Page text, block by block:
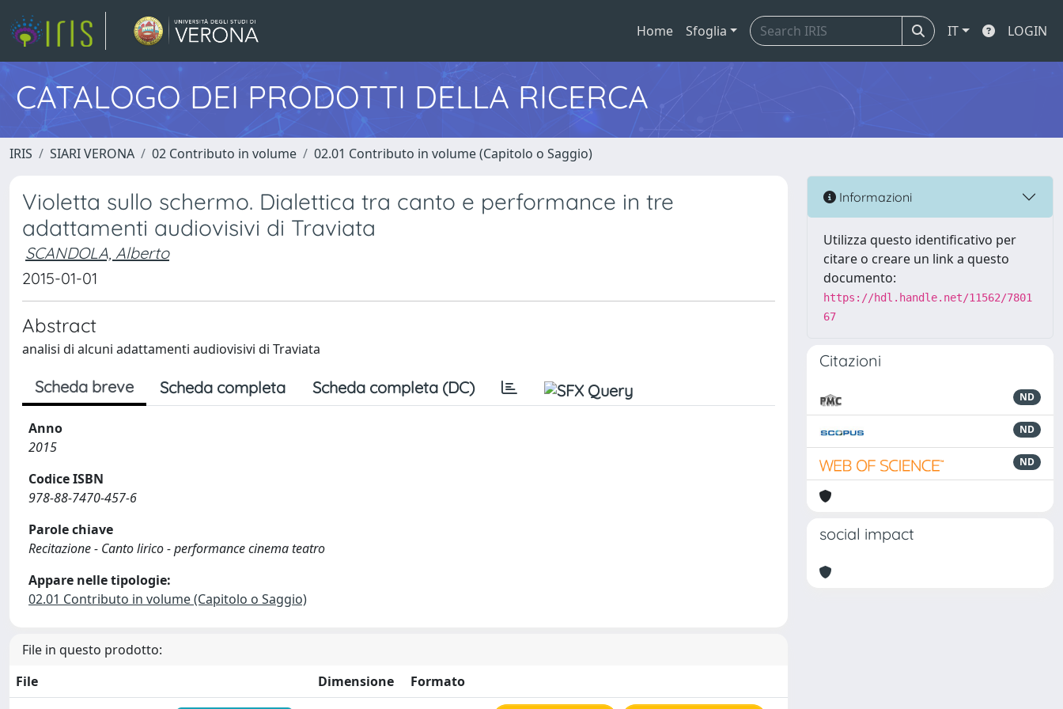
Home Sfoglia IT LOGIN
CATALOGO DEI PRODOTTI DELLA RICERCA
IRIS SIARI VERONA 02 Contributo in volume 02.01 Contributo in volume (Capitolo o Saggio)
Violetta sullo schermo. Dialettica tra canto e performance in tre
adattamenti audiovisivi di Traviata
SCANDOLA, Alberto
2015-01-01
Abstract
analisi di alcuni adattamenti audiovisivi di Traviata
Scheda breve Scheda completa Scheda completa (DC)
Anno
2015
Codice ISBN
978-88-7470-457-6
Parole chiave
Recitazione - Canto lirico - performance cinema teatro
Appare nelle tipologie:
02.01 Contributo in volume (Capitolo o Saggio)
File in questo prodotto:
File
Dimensione
Formato
Informazioni
Utilizza questo identificativo per
citare o creare un link a questo
documento:
https://hdl.handle.net/11562/7801
67
Citazioni
ND
ND
ND
social impact